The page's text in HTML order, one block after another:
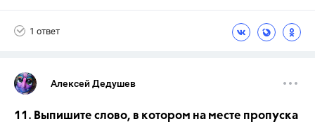
1 ответ
Алексей Дедушев
11. Выпишите слово, в котором на месте пропуска